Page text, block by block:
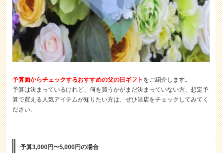
予算面からチェックするおすすめの父の日ギフト をご紹介します。
予算は決まっているけれど、何を買うかがまだ決まっていない方、想定予
算で買える人気アイテムが知りたい方は、ぜひ当店をチェックしてみてく
ださい。
予算3,000円〜5,000円の場合